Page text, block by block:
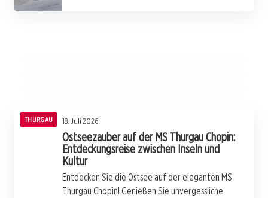
Breel Embolo: Zwischen Enttäuschung und
20. Juli 2026
THURGAU 18. Juli 2026
Ostseezauber auf der MS Thurgau Chopin:
Entdeckungsreise zwischen Inseln und
Kultur
Entdecken Sie die Ostsee auf der eleganten MS
Thurgau Chopin! Genießen Sie unvergessliche